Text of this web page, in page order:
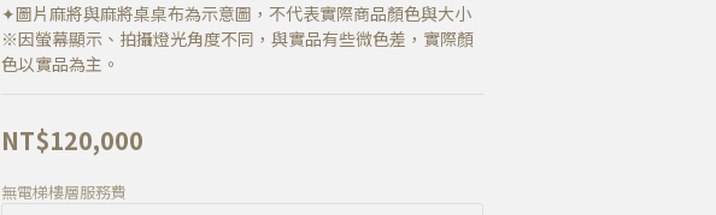
✦圖片麻將與麻將桌桌布為示意圖，不代表實際商品顏色與大小
※因螢幕顯示、拍攝燈光角度不同，與實品有些微色差，實際顏
色以實品為主。
NT$120,000
無電梯樓層服務費